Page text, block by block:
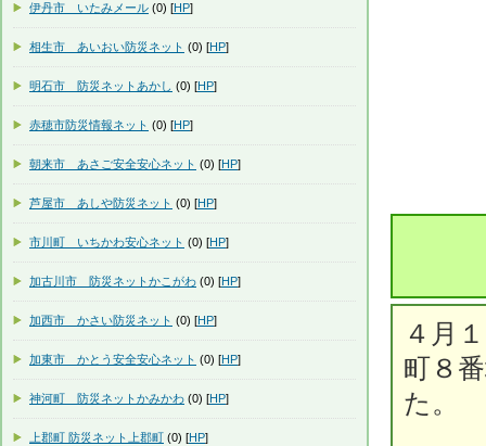
４月
町８
た。
伊丹市 いたみメール (0) [HP]
相生市 あいおい防災ネット (0) [HP]
明石市 防災ネットあかし (0) [HP]
赤穂市防災情報ネット (0) [HP]
朝来市 あさご安全安心ネット (0) [HP]
芦屋市 あしや防災ネット (0) [HP]
市川町 いちかわ安心ネット (0) [HP]
加古川市 防災ネットかこがわ (0) [HP]
加西市 かさい防災ネット (0) [HP]
加東市 かとう安全安心ネット (0) [HP]
神河町 防災ネットかみかわ (0) [HP]
上郡町 防災ネット上郡町 (0) [HP]